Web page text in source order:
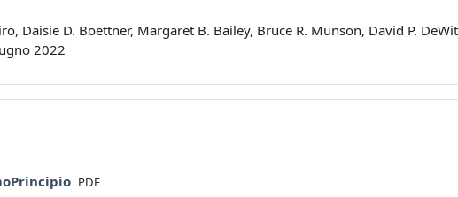
Daisie D. Boettner, Margaret B. Bailey, Bruce R. Munson, David P.
2022
File
PDF